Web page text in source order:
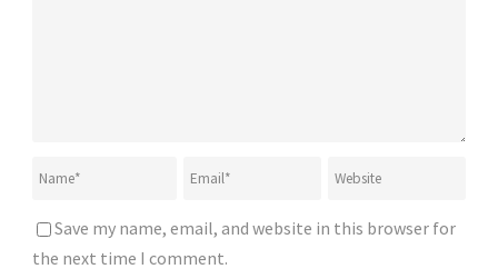
Save my name, email, and website in this browser for
the next time I comment.